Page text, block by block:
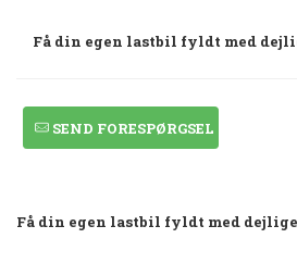
Få din egen lastbil fyldt med
SEND FORESPØRGSEL
Få din egen lastbil fyldt med